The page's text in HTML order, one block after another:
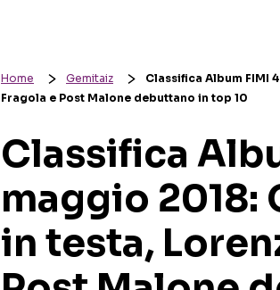
Home Gemitaiz
Classifica Album FIMI
Fragola e Post Malone debuttano in top 10
Classifica
maggio 2018:
in testa,